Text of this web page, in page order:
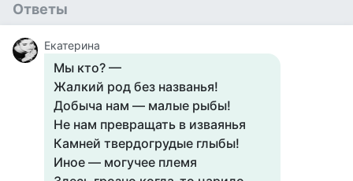
Ответы
Екатерина
Мы кто? —
Жалкий род без названья!
Добыча нам — малые рыбы!
Не нам превращать в изваянья
Камней твердогрудые глыбы!
Иное — могучее племя